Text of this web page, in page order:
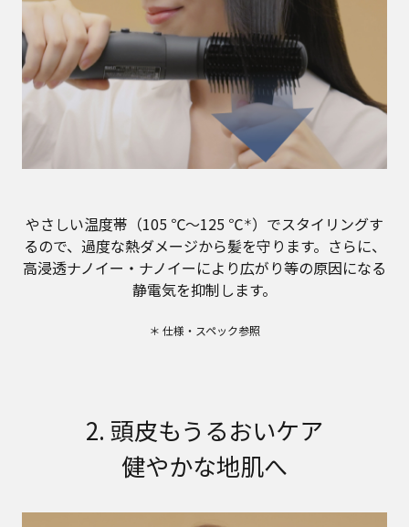
やさしい温度帯（105 ℃～125 ℃＊）でスタイリングす
るので、過度な熱ダメージから髪を守ります。さらに、
高浸透ナノイー・ナノイーにより広がり等の原因になる
静電気を抑制します。
＊ 仕様・スペック参照
2. 頭皮もうるおいケア
健やかな地肌へ